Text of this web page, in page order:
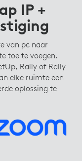
IP +
van pc naar
toe te voegen.
Rally of Rally
elke ruimte een
oplossing te